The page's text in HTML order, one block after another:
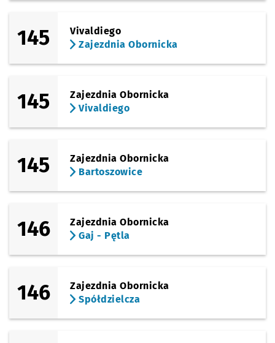
145
Vivaldiego
Zajezdnia Obornicka
145
Zajezdnia Obornicka
Vivaldiego
145
Zajezdnia Obornicka
Bartoszowice
146
Zajezdnia Obornicka
Gaj - Pętla
146
Zajezdnia Obornicka
Spółdzielcza